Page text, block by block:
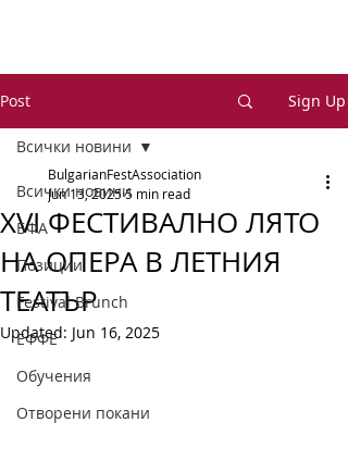
Post Sign Up
Всички новини
БФА
Позиции
Festival Brunch
ЕФФЕ
Обучения
Отворени покани
Всички новини
XVI ФЕСТИВАЛНО ЛЯТО
НА ОПЕРА В ЛЕТНИЯ
ТЕАТЪР
BulgarianFestAssociation
Jun 13, 20255 min read
Updated: Jun 16, 2025